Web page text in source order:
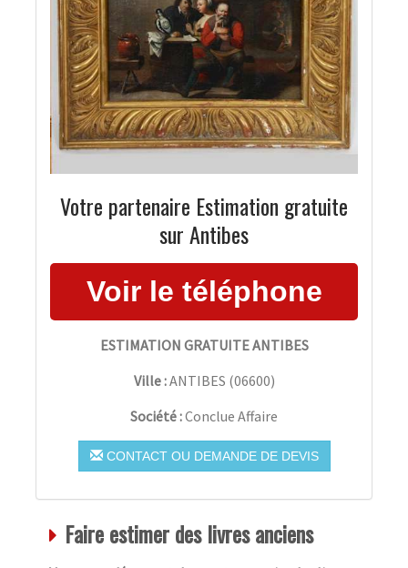
Votre partenaire Estimation gratuite
sur Antibes
ESTIMATION GRATUITE ANTIBES
Ville :ANTIBES (06600)
Société :Conclue Affaire
CONTACT OU DEMANDE DE DEVIS
Faire estimer des livres anciens